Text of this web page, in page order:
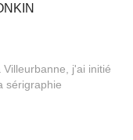
j'ai initié
sérigraphie